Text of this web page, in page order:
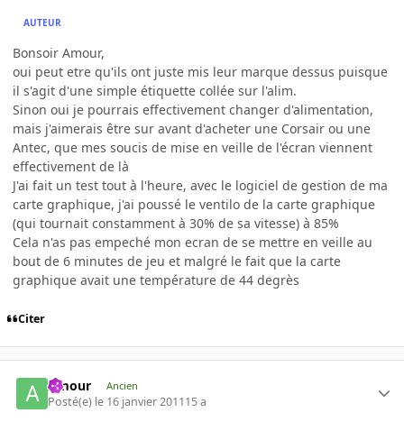
AUTEUR
Bonsoir Amour,
oui peut etre qu'ils ont juste mis leur marque dessus puisque
il s'agit d'une simple étiquette collée sur l'alim.
Sinon oui je pourrais effectivement changer d'alimentation,
mais j'aimerais être sur avant d'acheter une Corsair ou une
Antec, que mes soucis de mise en veille de l'écran viennent
effectivement de là
J'ai fait un test tout à l'heure, avec le logiciel de gestion de ma
carte graphique, j'ai poussé le ventilo de la carte graphique
(qui tournait constamment à 30% de sa vitesse) à 85%
Cela n'as pas empeché mon ecran de se mettre en veille au
bout de 6 minutes de jeu et malgré le fait que la carte
graphique avait une température de 44 degrès
Citer
Amour Ancien
Posté(e) le 16 janvier 201115 a